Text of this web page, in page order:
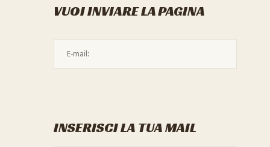
VUOI INVIARE LA PAGINA
INSERISCI LA TUA MAIL